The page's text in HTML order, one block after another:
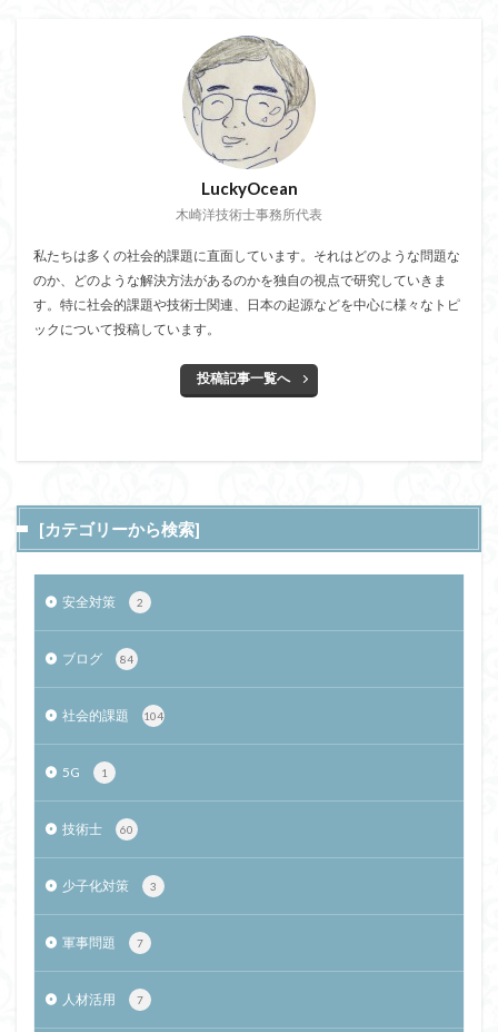
LuckyOcean
木崎洋技術士事務所代表
私たちは多くの社会的課題に直面しています。それはどのような問題な
のか、どのような解決方法があるのかを独自の視点で研究していきま
す。特に社会的課題や技術士関連、日本の起源などを中心に様々なトピ
ックについて投稿しています。
投稿記事一覧へ
[カテゴリーから検索]
安全対策 2
ブログ 84
社会的課題 104
5G 1
技術士 60
少子化対策 3
軍事問題 7
人材活用 7